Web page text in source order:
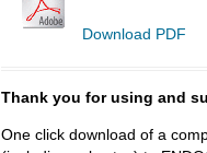
Download PDF
Thank you for using and
One click download of a